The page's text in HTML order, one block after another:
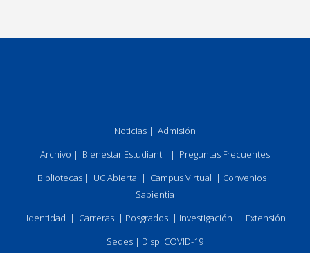
Noticias | Admisión
Archivo | Bienestar Estudiantil | Preguntas Frecuentes
Bibliotecas| UC Abierta | Campus Virtual | Convenios|
Sapientia
Identidad | Carreras | Posgrados | Investigación | Extensión
Sedes | Disp. COVID-19